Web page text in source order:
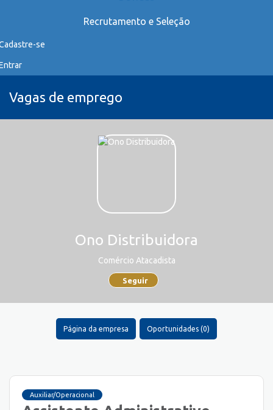
Recrutamento e Seleção
se
Vagas de emprego
Ono Distribuidora
Comércio Atacadista
Seguir
Página da empresa Oportunidades (0)
Auxiliar/Operacional